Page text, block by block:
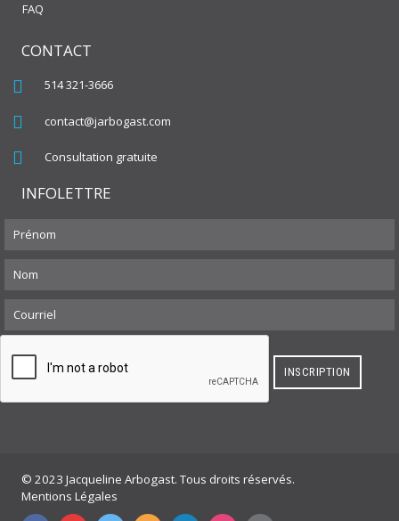
FAQ
CONTACT
514 321-3666
contact@jarbogast.com
Consultation gratuite
INFOLETTRE
© 2023 Jacqueline Arbogast. Tous droits réservés.
Mentions Légales